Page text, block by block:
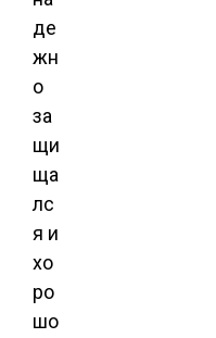
де
жн
о
за
щи
ща
лс
я и
хо
ро
шо